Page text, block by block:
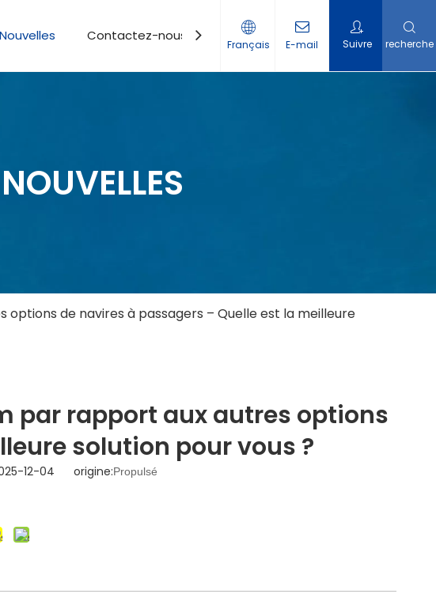
Nouvelles Contactez-nous
Français E-mail Suivre recherche
NOUVELLES
de navires à passagers – Quelle est la meilleure
par rapport aux autres options
solution pour vous ?
12-04 origine:Propulsé